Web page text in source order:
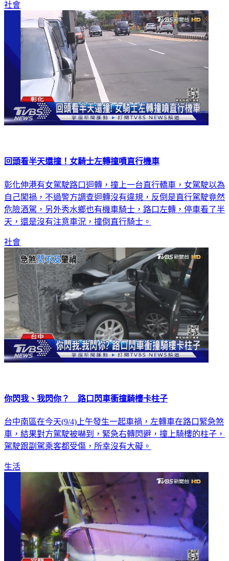
社會
回頭看半天還撞！女騎士左轉撞噴直行機車
彰化伸港有女駕駛路口迴轉，撞上一台直行轎車，女駕駛以為
自己闖禍，不過警方調查迴轉沒有違規，反倒是直行駕駛竟然
危險酒駕，另外秀水鄉也有機車騎士，路口左轉，停車看了半
天，還是沒有注意車況，撞倒直行騎士。
社會
你閃我、我閃你？ 路口閃車衝撞騎樓卡柱子
台中南區在今天(9/4)上午發生一起車禍，左轉車在路口緊急煞
車，結果對方駕駛被嚇到，緊急右轉閃避，撞上騎樓的柱子，
駕駛跟副駕乘客都受傷，所幸沒有大礙。
生活